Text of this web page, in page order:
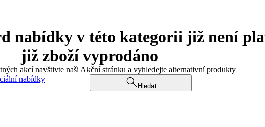
nabídky v této kategorii již není
již zboží vyprodáno
akcí navštivte naši Akční stránku a vyhledejte alternativní produkty
nabídky
Hledat